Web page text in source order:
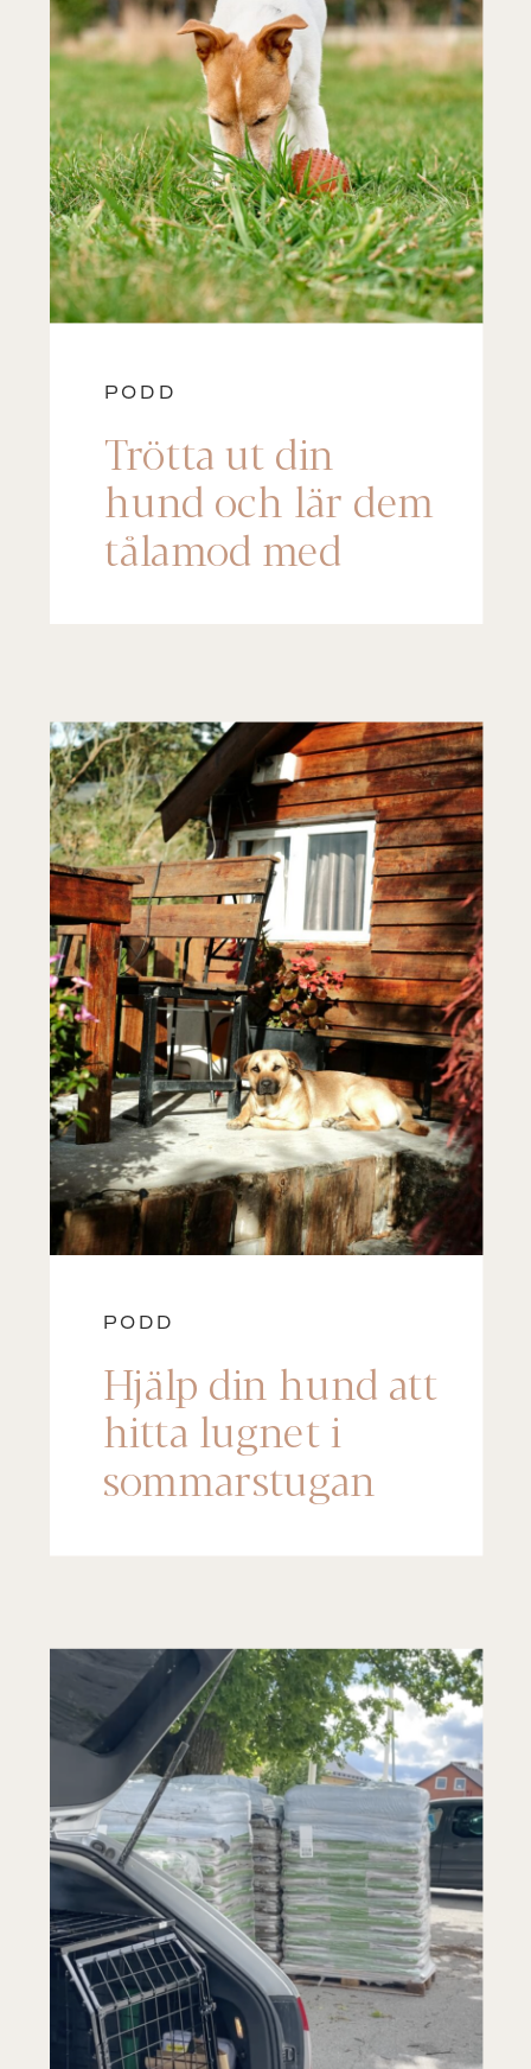
PODD
Trötta ut din
hund och lär dem
tålamod med
PODD
Hjälp din hund att
hitta lugnet i
sommarstugan